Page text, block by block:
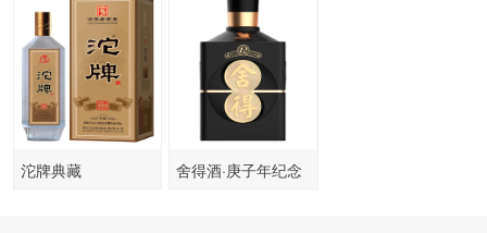
沱牌典藏
舍得酒·庚子年纪念